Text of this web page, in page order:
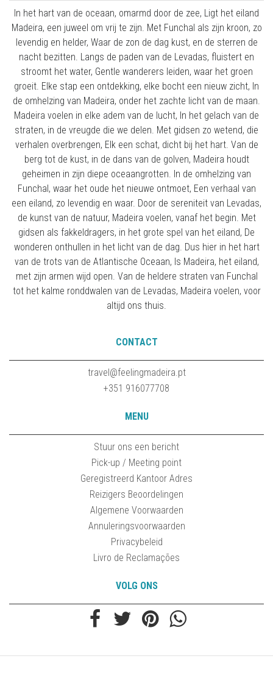
In het hart van de oceaan, omarmd door de zee, Ligt het eiland
Madeira, een juweel om vrij te zijn. Met Funchal als zijn kroon, zo
levendig en helder, Waar de zon de dag kust, en de sterren de
nacht bezitten. Langs de paden van de Levadas, fluistert en
stroomt het water, Gentle wanderers leiden, waar het groen
groeit. Elke stap een ontdekking, elke bocht een nieuw zicht, In
de omhelzing van Madeira, onder het zachte licht van de maan.
Madeira voelen in elke adem van de lucht, In het gelach van de
straten, in de vreugde die we delen. Met gidsen zo wetend, die
verhalen overbrengen, Elk een schat, dicht bij het hart. Van de
berg tot de kust, in de dans van de golven, Madeira houdt
geheimen in zijn diepe oceaangrotten. In de omhelzing van
Funchal, waar het oude het nieuwe ontmoet, Een verhaal van
een eiland, zo levendig en waar. Door de sereniteit van Levadas,
de kunst van de natuur, Madeira voelen, vanaf het begin. Met
gidsen als fakkeldragers, in het grote spel van het eiland, De
wonderen onthullen in het licht van de dag. Dus hier in het hart
van de trots van de Atlantische Oceaan, Is Madeira, het eiland,
met zijn armen wijd open. Van de heldere straten van Funchal
tot het kalme ronddwalen van de Levadas, Madeira voelen, voor
altijd ons thuis.
CONTACT
travel@feelingmadeira.pt
+351 916077708
MENU
Stuur ons een bericht
Pick-up / Meeting point
Geregistreerd Kantoor Adres
Reizigers Beoordelingen
Algemene Voorwaarden
Annuleringsvoorwaarden
Privacybeleid
Livro de Reclamações
VOLG ONS